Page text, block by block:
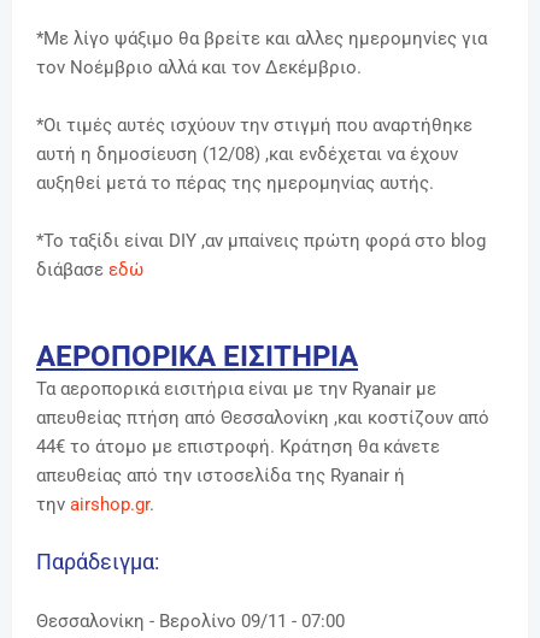
*Με λίγο ψάξιμο θα βρείτε και αλλες ημερομηνίες για
τον Νοέμβριο αλλά και τον Δεκέμβριο.
*Οι τιμές αυτές ισχύουν την στιγμή που αναρτήθηκε
αυτή η δημοσίευση (12/08) ,και ενδέχεται να έχουν
αυξηθεί μετά το πέρας της ημερομηνίας αυτής.
*Το ταξίδι είναι DIY ,αν μπαίνεις πρώτη φορά στο blog
διάβασε εδώ
ΑΕΡΟΠΟΡΙΚΑ ΕΙΣΙΤΗΡΙΑ
Τα αεροπορικά εισιτήρια είναι με την Ryanair με
απευθείας πτήση από Θεσσαλονίκη ,και κοστίζουν από
44€ το άτομο με επιστροφή. Κράτηση θα κάνετε
απευθείας από την ιστοσελίδα της Ryanair ή
την airshop.gr.
Παράδειγμα:
Θεσσαλονίκη - Βερολίνο 09/11 - 07:00